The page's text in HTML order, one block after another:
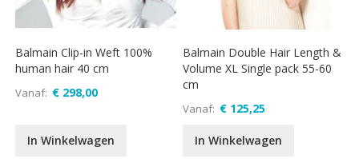
Balmain Clip-in Weft 100%
human hair 40 cm
Vanaf € 298,00
In Winkelwagen
Balmain Double Hair Length &
Volume XL Single pack 55-60
cm
Vanaf € 125,25
In Winkelwagen